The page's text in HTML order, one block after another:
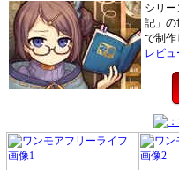
シリ
記」の
で制作
レビュ